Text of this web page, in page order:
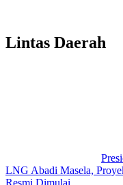
Lintas Daerah
LNG Abadi Masela,